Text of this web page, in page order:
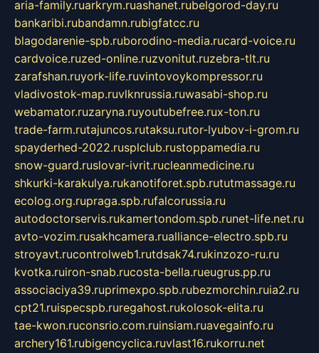
aria-family.ruarkrym.ruashanet.rubelgorod-day.ru
bankaribi.rubandamn.rubigfatcc.ru
blagodarenie-spb.ruborodino-media.rucard-voice.ru
cardvoice.ruzed-online.ruzvonitut.ruzebra-tlt.ru
zarafshan.ruyork-life.ruvintovoykompressor.ru
vladivostok-map.ruvlknrussia.ruwasabi-shop.ru
webamator.ruzaryna.ruyoutubefree.rux-ton.ru
trade-farm.rutajuncos.rutaksu.rutor-lyubov-i-grom.ru
spayderhed-2022.rusplclub.rustoppamedia.ru
snow-guard.ruslovar-ivrit.rucleanmedicine.ru
shkurki-karakulya.rukanotiforet.spb.rututmassage.ru
ecolog.org.rupraga.spb.rufalcorussia.ru
autodoctorservis.rukamertondom.spb.runet-life.net.ru
avto-vozim.rusakhcamera.rualliance-electro.spb.ru
stroyavt.rucontrolweb1.rutdsak74.rukinzozo-ru.ru
kvotka.ruiron-snab.rucosta-bella.rueugrus.pp.ru
associaciya39.ruprimexpo.spb.rubezmorchin.ruia2.ru
cpt21.ruispecspb.ruregahost.rukolosok-elita.ru
tae-kwon.ruconsrio.com.ruinsiam.ruavegainfo.ru
archery161.rubigencyclica.ruvlast16.rukorru.net